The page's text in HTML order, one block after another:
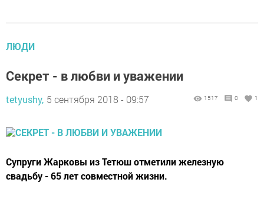
ЛЮДИ
Секрет - в любви и уважении
tetyushy, 5 сентября 2018 - 09:57 1517 0 1
Супруги Жарковы из Тетюш отметили железную
свадьбу - 65 лет совместной жизни.